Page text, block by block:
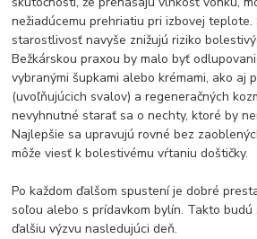
nežiadúcemu prehriatiu pri izbovej teplote.
starostlivosť navyše znižujú riziko
Bežkárskou praxou by malo byť
vybranými šupkami alebo krémami, ako aj
(uvoľňujúcich svalov) a regeneračných
nevyhnutné starať sa o nechty, ktoré by
Najlepšie sa upravujú rovné bez
môže viesť k bolestivému vŕtaniu doštičky.
Po každom ďalšom spustení je dobré
soľou alebo s prídavkom bylín. Takto
ďalšiu výzvu nasledujúci deň.